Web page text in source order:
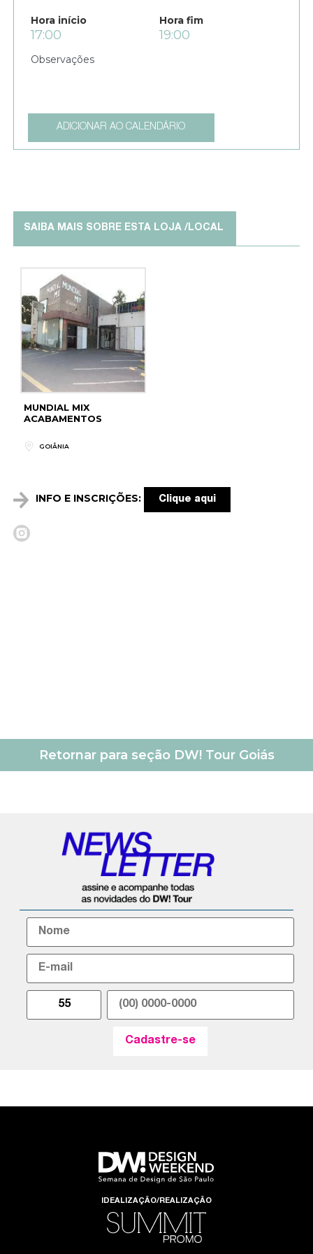
Hora início Hora fim
17:00 19:00
ADICIONAR AO CALENDÁRIO
SAIBA MAIS SOBRE ESTA LOJA /LOCAL
MUNDIAL MIX
ACABAMENTOS
GOIÂNIA
INFO E INSCRIÇÕES: Clique aqui
Retornar para seção DW! Tour Goiás
IDEALIZAÇÃO/REALIZAÇÃO